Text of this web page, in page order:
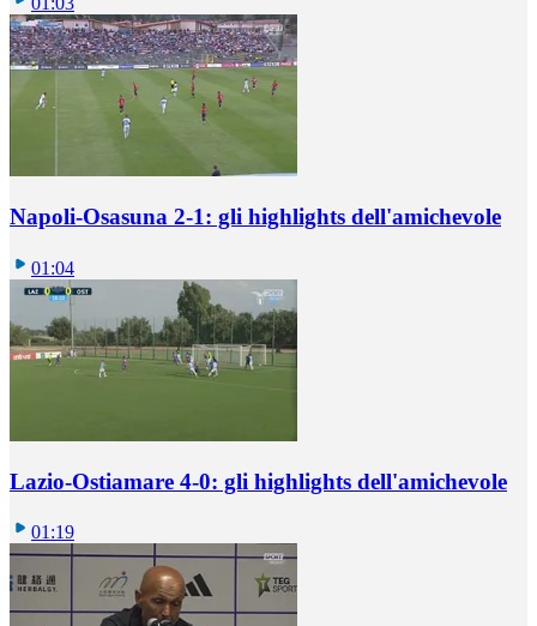
Napoli-Osasuna 2-1: gli highlights dell'amichevole
01:04
Lazio-Ostiamare 4-0: gli highlights dell'amichevole
01:19